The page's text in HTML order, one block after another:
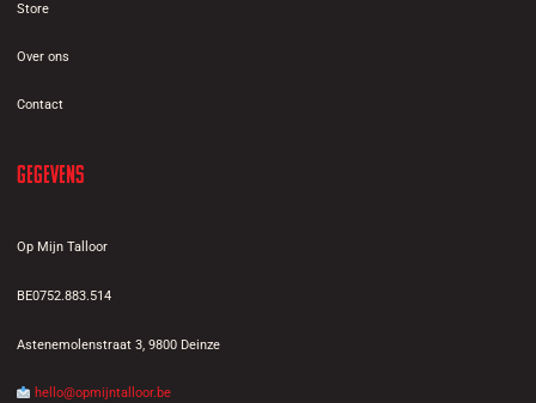
Store
Over ons
Contact
Gegevens
Op Mijn Talloor
BE0752.883.514
Astenemolenstraat 3, 9800 Deinze
hello@opmijntalloor.be